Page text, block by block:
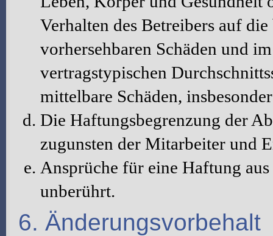
Verhalten des Betreibers auf
vorhersehbaren Schäden und
vertragstypischen
mittelbare Schäden,
Die Haftungsbegrenzung der
zugunsten der Mitarbeiter und
Ansprüche für eine Haftung
unberührt.
6. Änderungsvorbehalt